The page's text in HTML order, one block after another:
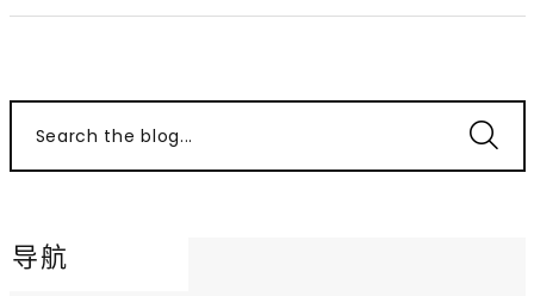
Search the blog...
导航